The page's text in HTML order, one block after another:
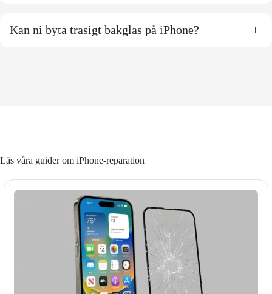
Kan ni byta trasigt bakglas på iPhone? +
Läs våra guider om iPhone-reparation